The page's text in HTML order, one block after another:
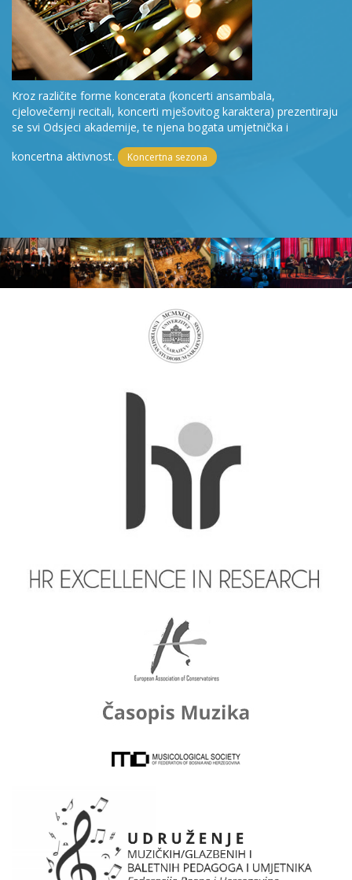
Kroz različite forme koncerata (koncerti ansambala,
cjelovečernji recitali, koncerti mješovitog karaktera) prezentiraju
se svi Odsjeci akademije, te njena bogata umjetnička i
koncertna aktivnost.
Koncertna sezona